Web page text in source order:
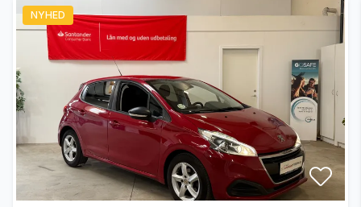
El-ruder
Fartpilot
Fjernbetjent centrallås
NYHED